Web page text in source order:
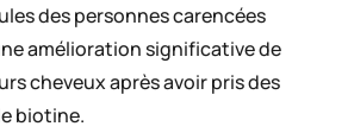
des personnes carencées
amélioration significative de
cheveux après avoir pris des
biotine.